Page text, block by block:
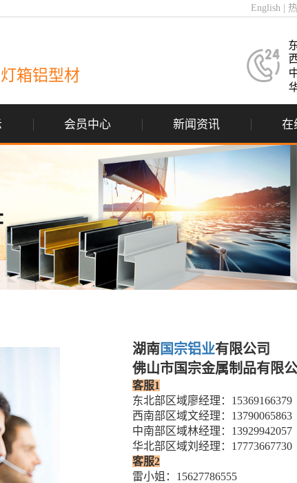
English
箱铝型材
会员中心 新闻资讯 在
湖南国宗铝业有限公司
佛山市国宗金属制品有限
客服1
东北部区域廖经理：15369166379
西南部区域文经理：13790065863
中南部区域林经理：13929942057
华北部区域刘经理：17773667730
客服2
雷小姐：15627786555